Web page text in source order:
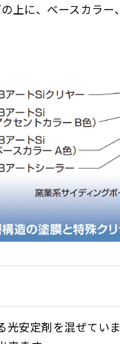
上に、ベースカラ
安定剤を混ぜてい